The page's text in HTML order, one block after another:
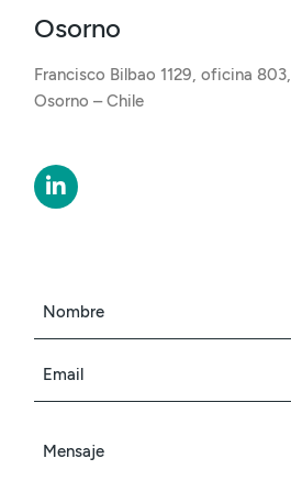
Osorno
Francisco Bilbao 1129, oficina 803,
Osorno – Chile